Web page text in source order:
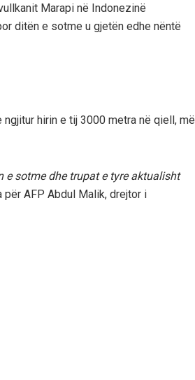
Marapi në Indonezinë
ditën e sotme u gjetën edhe nëntë
hirin e tij 3000 metra në qiell, më
e sotme dhe trupat e tyre aktualisht
për AFP Abdul Malik, drejtor i